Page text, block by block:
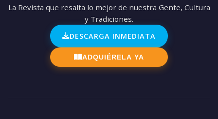
La Revista que resalta lo mejor de nuestra Gente, Cultura
y Tradiciones.
DESCARGA INMEDIATA
ADQUIÉRELA YA